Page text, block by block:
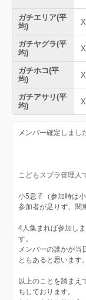
ガチエリア(平
均)
X
ガチヤグラ(平
均)
X
ガチホコ(平
均)
X
ガチアサリ(平
均)
X
メンバー確定しまし
こどもスプラ管理人
小5息子（参加時は
参加者が足りず、関
4人集まれば参加し
す。
メンバーの誰かが当
ともあると思います。
以上のことを踏まえ
ちしております。